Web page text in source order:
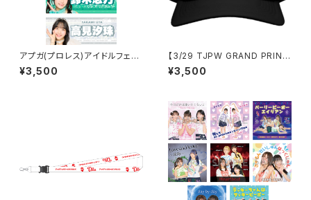
アプガ(プロレス)アイドルフェイ
スタオル2026ver.
¥3,500
【3/29 TJPW GRAND PRINC
ESS '26】 未詩ロゴチャップ
¥3,500